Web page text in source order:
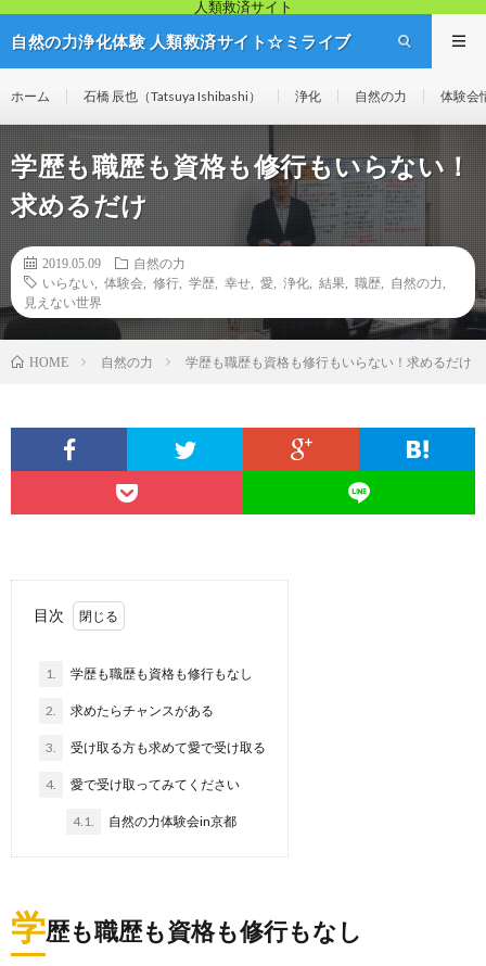
人類救済サイト
自然の力浄化体験 人類救済サイト☆ミライブ
ホーム 石橋 辰也（Tatsuya Ishibashi） 浄化 自然の力 体験会
学歴も職歴も資格も修行もいらない！
求めるだけ
2019.05.09
自然の力
いらない
体験会 修行 学歴 幸せ 愛 浄化 結果 職歴 自然の力
見えない世界
HOME 自然の力 学歴も職歴も資格も修行もいらない！求めるだけ
目次
1. 学歴も職歴も資格も修行もなし
2. 求めたらチャンスがある
3. 受け取る方も求めて愛で受け取る
4. 愛で受け取ってみてください
4.1. 自然の力体験会in京都
学歴も職歴も資格も修行もなし